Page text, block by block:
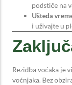
podstiče na
Ušteda
i uživajte u
Rezidba voćaka je
voćnjaka. Bez